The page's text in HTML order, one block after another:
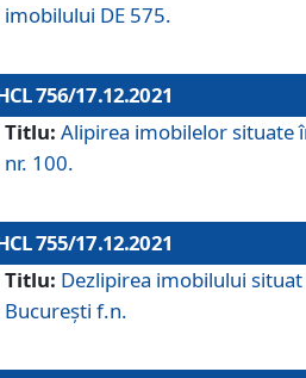
imobilului DE 575.
756/17.12.2021
Titlu: Alipirea imobilelor situate
nr. 100.
755/17.12.2021
Titlu: Dezlipirea imobilului situat
București f.n.